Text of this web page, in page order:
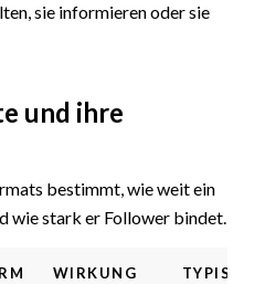
sie informieren oder sie
und ihre
bestimmt, wie weit ein
wie stark er Follower bindet.
WIRKUNG
TYPISCHE